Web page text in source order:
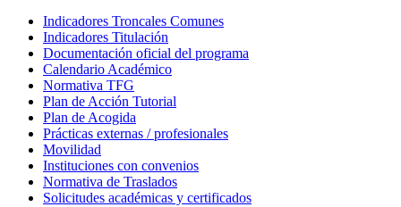
Indicadores Troncales Comunes
Indicadores Titulación
Documentación oficial del programa
Calendario Académico
Normativa TFG
Plan de Acción Tutorial
Plan de Acogida
Prácticas externas / profesionales
Movilidad
Instituciones con convenios
Normativa de Traslados
Solicitudes académicas y certificados